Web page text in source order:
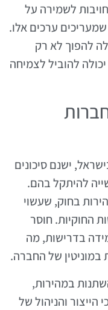
לשמירה על
ערכים אלו.
להפוך לא רק
להוביל לצמיחה
ישנם סיכונים
להיתקל בהם.
בחוק, שעשוי
החוקיות. חוסר
בדרישות, מה
במוניטין של החברה.
במהירות,
הייצור והניהול של